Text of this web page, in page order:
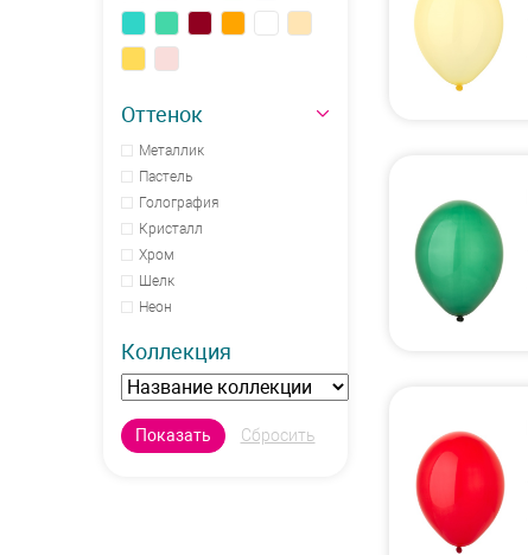
Оттенок
Металлик
Пастель
Голография
Кристалл
Хром
Шелк
Неон
Коллекция